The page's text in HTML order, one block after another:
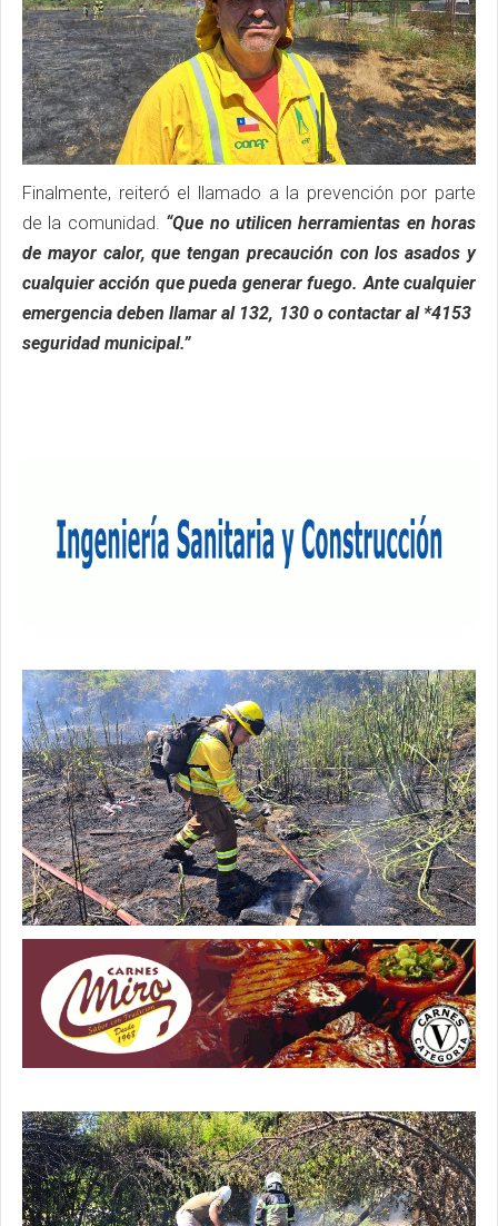
Finalmente, reiteró el llamado a la prevención por parte
de la comunidad. “Que no utilicen herramientas en horas
de mayor calor, que tengan precaución con los asados y
cualquier acción que pueda generar fuego. Ante cualquier
emergencia deben llamar al 132, 130 o contactar al *4153
seguridad municipal.”